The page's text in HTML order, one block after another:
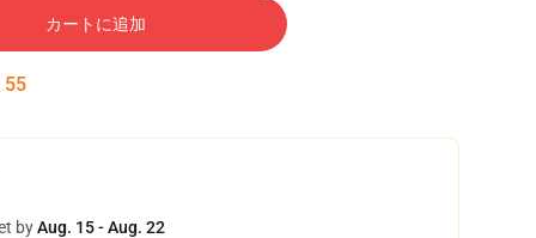
カートに追加
54
byAug. 15 - Aug. 22